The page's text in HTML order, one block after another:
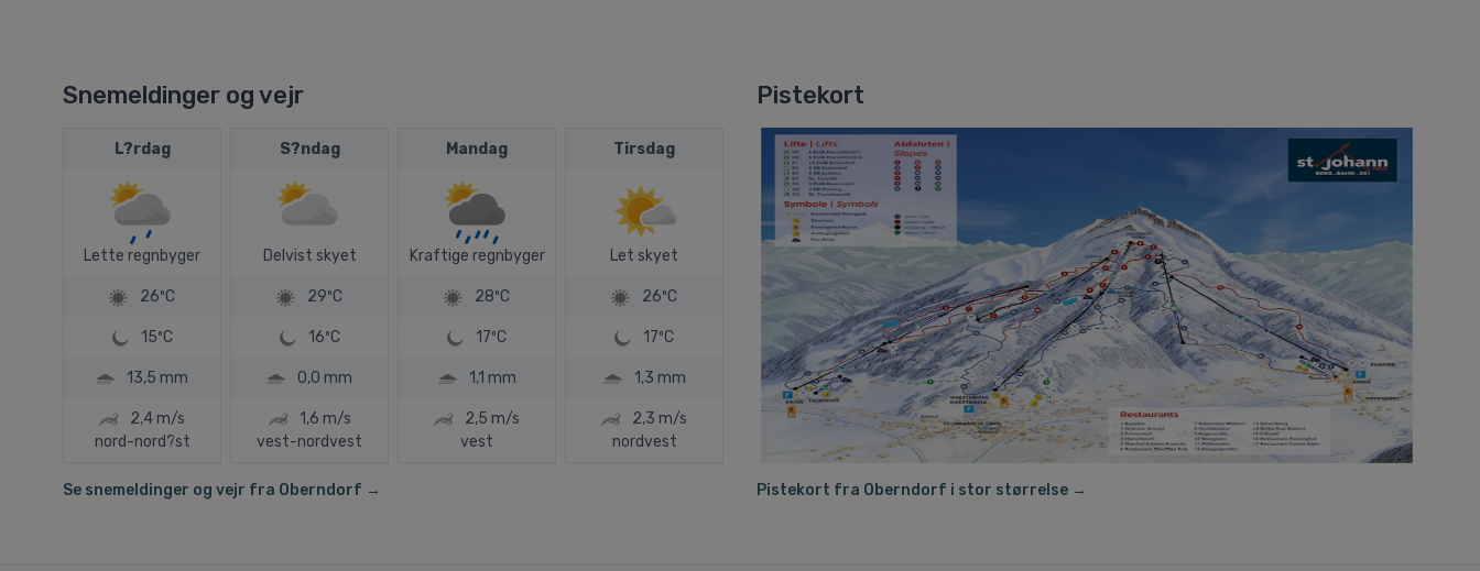
Snemeldinger og vejr
L?rdag
Lette regnbyger
26ºC
15ºC
13,5 mm
2,4 m/s
nord-nord?st
S?ndag
Delvist skyet
29ºC
16ºC
0,0 mm
1,6 m/s
vest-nordvest
Mandag
Kraftige regnbyger
28ºC
17ºC
1,1 mm
2,5 m/s
vest
Tirsdag
Let skyet
26ºC
17ºC
1,3 mm
2,3 m/s
nordvest
Se snemeldinger og vejr fra Oberndorf →
Pistekort
Pistekort fra Oberndorf i stor størrelse →